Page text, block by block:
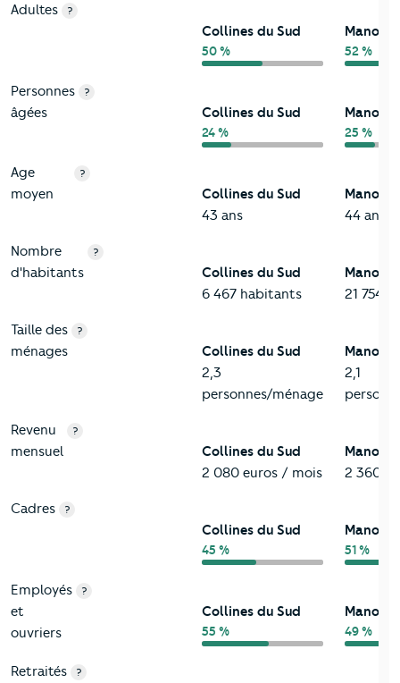
Adultes ?
Collines du Sud
50 % 52 %
Personnes
âgées
?
Collines du Sud
24 % 25 %
Age
moyen
?
Collines du Sud
43 ans
44 ans
Nombre
d'habitants
?
Collines du Sud
6 467 habitants
21 754
Taille des
ménages
?
Collines du Sud
2,3
personnes/ménage
2,1
Revenu
mensuel
?
Collines du Sud
2 080 euros / mois
2 360
Cadres ?
Collines du Sud
45 % 51 %
Employés
et
ouvriers
?
Collines du Sud
55 % 49 %
Retraités ?